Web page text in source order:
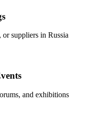
or suppliers in Russia
and exhibitions